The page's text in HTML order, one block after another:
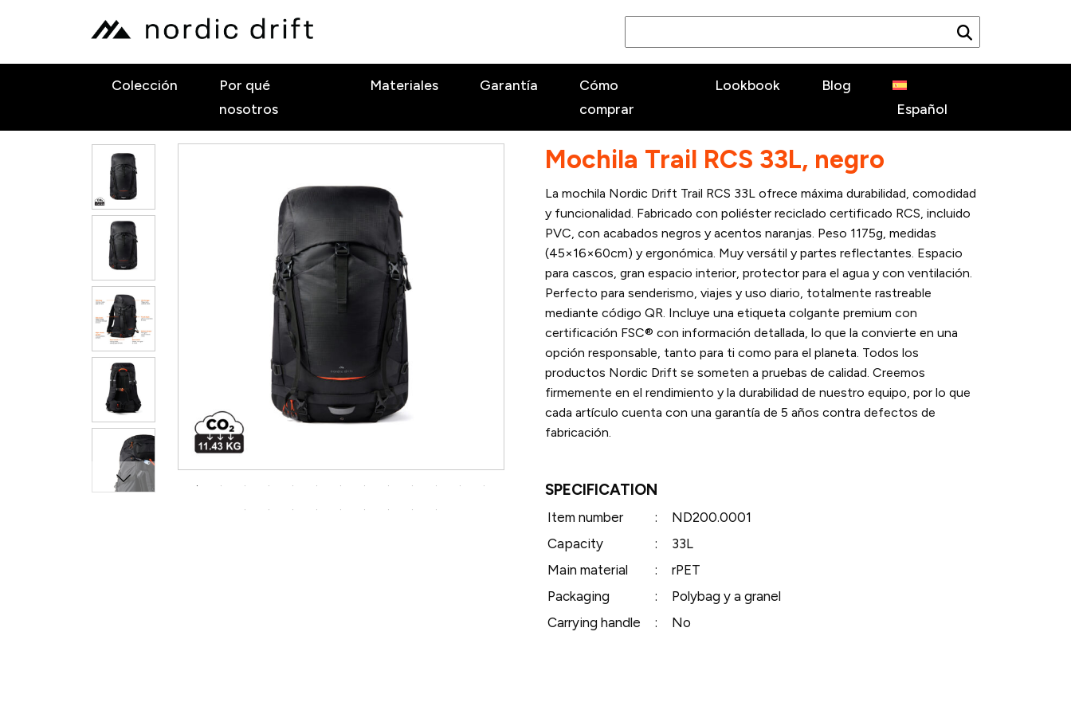
Colección
Por qué
nosotros
Materiales Garantía
Cómo
comprar
Lookbook
Blog
Español
Mochila Trail RCS 33L, negro
La mochila Nordic Drift Trail RCS 33L ofrece máxima durabilidad, comodidad
y funcionalidad. Fabricado con poliéster reciclado certificado RCS, incluido
PVC, con acabados negros y acentos naranjas. Peso 1175g, medidas
(45×16×60cm) y ergonómica. Muy versátil y partes reflectantes. Espacio
para cascos, gran espacio interior, protector para el agua y con ventilación.
Perfecto para senderismo, viajes y uso diario, totalmente rastreable
mediante código QR. Incluye una etiqueta colgante premium con
certificación FSC® con información detallada, lo que la convierte en una
opción responsable, tanto para ti como para el planeta. Todos los
productos Nordic Drift se someten a pruebas de calidad. Creemos
firmemente en el rendimiento y la durabilidad de nuestro equipo, por lo que
cada artículo cuenta con una garantía de 5 años contra defectos de
fabricación.
SPECIFICATION
Item number :
ND200.0001
Capacity
:
33L
Main material
:
rPET
Packaging
:
Polybag y a granel
Carrying handle
: No